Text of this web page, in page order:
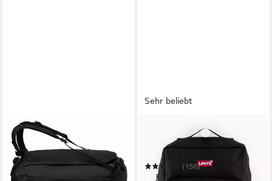
OSPREY
Rucksack Duffel 40
ab 123,20 € UVP140,00 €
-12%
in 2-3 Werktagen bei dir
Sehr beliebt
Cityrucksack Levi's® L-Pack
Standard Backpack
(156)
33,99 €